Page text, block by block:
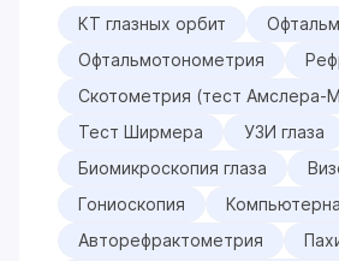
КТ глазных орбит
Офтальмотонометрия
Скотометрия (тест Амслера-
Тест Ширмера
УЗИ глаза
Биомикроскопия глаза
Гониоскопия
Авторефрактометрия